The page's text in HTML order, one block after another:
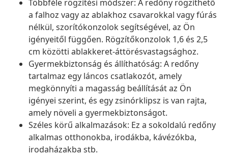
Többféle rögzítési módszer: A redőny rögzíthető
a falhoz vagy az ablakhoz csavarokkal vagy fúrás
nélkül, szorítókonzolok segítségével, az Ön
igényeitől függően. Rögzítőkonzolok 1,6 és 2,5
cm közötti ablakkeret-áttörésvastagsághoz.
Gyermekbiztonság és állíthatóság: A redőny
tartalmaz egy láncos csatlakozót, amely
megkönnyíti a magasság beállítását az Ön
igényei szerint, és egy zsinórklipsz is van rajta,
amely növeli a gyermekbiztonságot.
Széles körű alkalmazások: Ez a sokoldalú redőny
alkalmas otthonokba, irodákba, kávézókba,
irodaházakba stb.